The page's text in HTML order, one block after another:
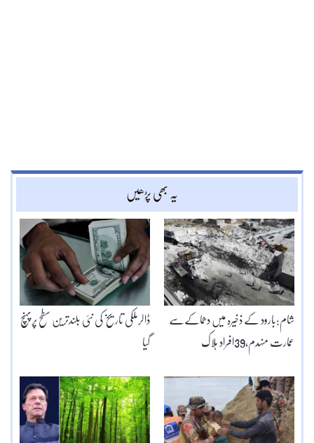
یہ بھی پڑھیں
ڈالرملکی تاریخ کی نئی بلندترین سطح پرپہنچ
گیا
شام:بارود کے ذخیرہ میں دھماکےسے
عمارت منہدم،39افراد ہلاک